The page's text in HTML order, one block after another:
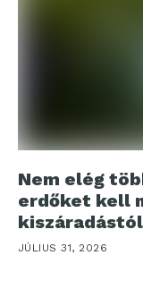
Nem elég
erdőket kell
kiszáradástól
JÚLIUS 31, 2026